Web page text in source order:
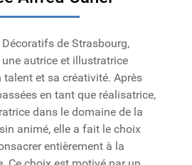
de Strasbourg,
autrice et illustratrice
talent et sa créativité. Après
en tant que réalisatrice,
dans le domaine de la
animé, elle a fait le choix
entièrement à la